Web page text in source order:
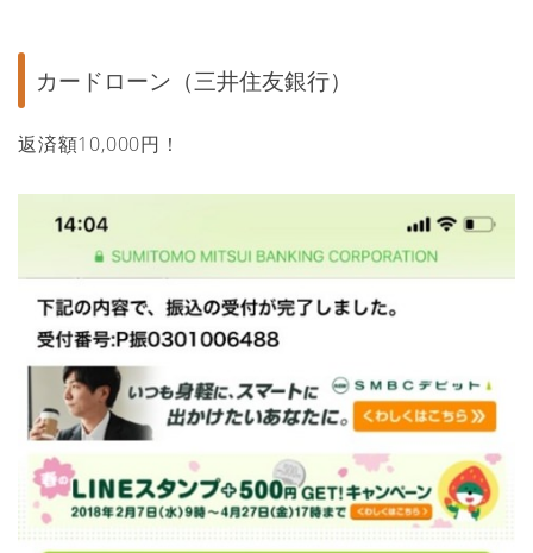
カードローン（三井住友銀行）
返済額10,000円！